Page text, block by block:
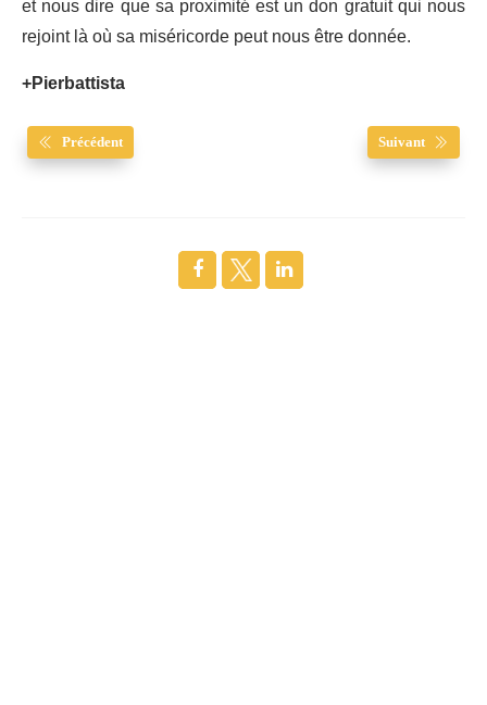
rejoint là où sa miséricorde peut nous être donnée.
+Pierbattista
Précédent Suivant